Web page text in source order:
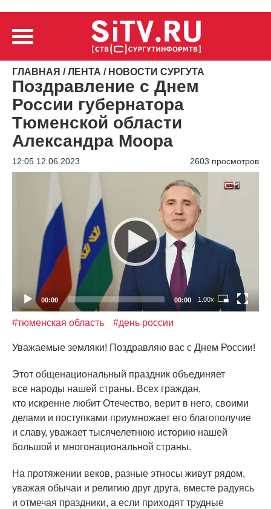
ГЛАВНАЯ /ЛЕНТА / НОВОСТИ СУРГУТА
Поздравление с Днем
России губернатора
Тюменской области
Александра Моора
12:05 12.06.2023 2603 просмотров
00:00 00:00 1.00x
#тюменская область #день россии
Уважаемые земляки! Поздравляю вас с Днем России!
Этот общенациональный праздник объединяет
все народы нашей страны. Всех граждан,
кто искренне любит Отечество, верит в него, своими
делами и поступками приумножает его благополучие
и славу, уважает тысячелетнюю историю нашей
большой и многонациональной страны.
На протяжении веков, разные этносы живут рядом,
уважая обычаи и религию друг друга, вместе радуясь
и отмечая праздники, а если приходят трудные